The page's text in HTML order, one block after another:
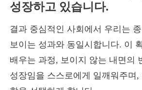
성장하고 있습니다.
결과 중심적인 사회에서 우리는 종
보이는 성과와 동일시합니다. 이
배우는 과정, 보이지 않는 내면의
성장임을 스스로에게 일깨워주며